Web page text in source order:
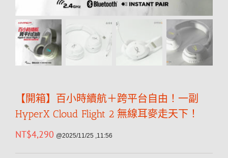
【開箱】百小時續航＋跨平台自由！一副
HyperX Cloud Flight 2 無線耳麥走天下！
NT$4,290 @2025/11/25 ,11:56